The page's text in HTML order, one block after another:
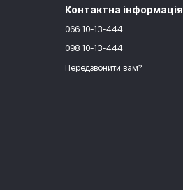
Контактна інформація
066 10-13-444
098 10-13-444
Передзвонити вам?